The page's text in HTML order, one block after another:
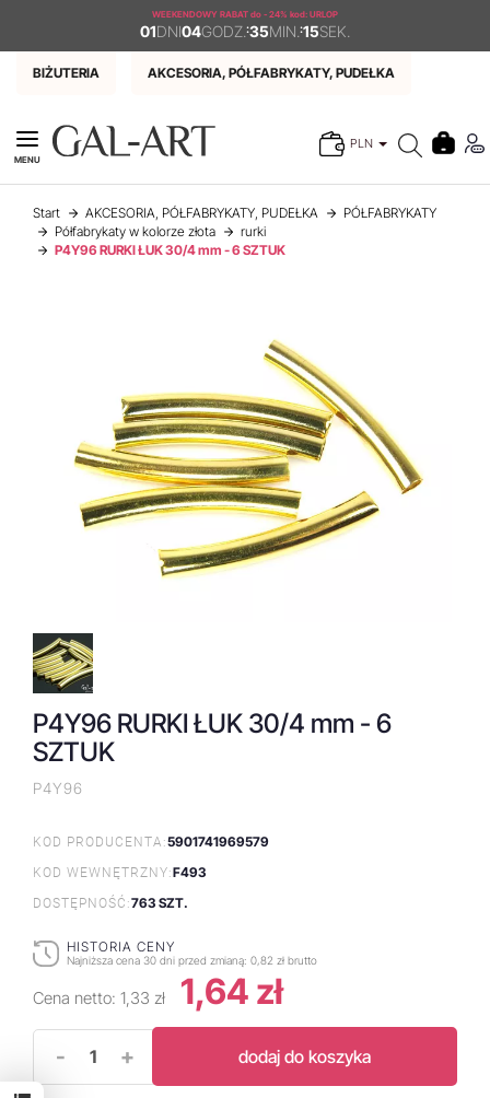
WEEKENDOWY RABAT do - 24% kod: URLOP
01DNI04GODZ. :35MIN. :15SEK.
BIŻUTERIA AKCESORIA, PÓŁFABRYKATY, PUDEŁKA
PLN
MENU
Start AKCESORIA, PÓŁFABRYKATY, PUDEŁKA
PÓŁFABRYKATY
Półfabrykaty w kolorze złota
rurki
P4Y96 RURKI ŁUK 30/4 mm - 6 SZTUK
P4Y96 RURKI ŁUK 30/4 mm - 6
SZTUK
P4Y96
KOD PRODUCENTA:5901741969579
KOD WEWNĘTRZNY:F493
DOSTĘPNOŚĆ:763 SZT.
HISTORIA CENY
Najniższa cena 30 dni przed zmianą: 0,82 zł brutto
Cena netto: 1,33 zł 1,64 zł
- + dodaj do koszyka